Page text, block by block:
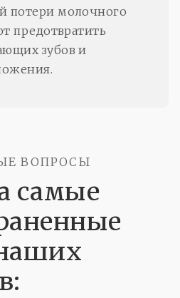
потери молочного
предотвратить
зубов и
ВОПРОСЫ
самые